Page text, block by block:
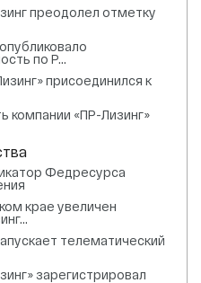
преодолел отметку
по Р...
присоединился к
компании «ПР-Лизинг»
Федресурса
крае увеличен
телематический
зарегистрировал